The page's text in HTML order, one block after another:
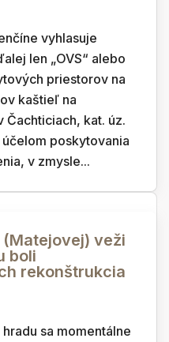
vyhlasuje
len „OVS“ alebo
priestorov na
kaštieľ na
Čachticiach, kat. úz.
poskytovania
v zmysle...
veži
boli
rekonštrukcia
sa momentálne